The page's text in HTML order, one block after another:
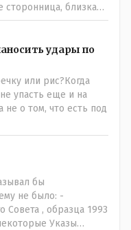
сторонница, близкая
более, которые
чтоб он бежал и
или 360 градусов,
но ты же там сам
работаешь.. Это
Победим мы, они
понимают..
удары по
или рис?Когда
упасть еще и на
о том, что есть под
бы
не было: -
Совета , образца 1993
Указы